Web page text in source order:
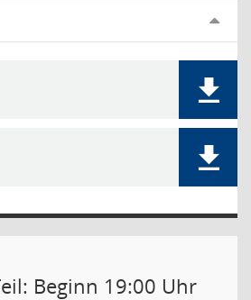
Beginn 19:00 Uhr